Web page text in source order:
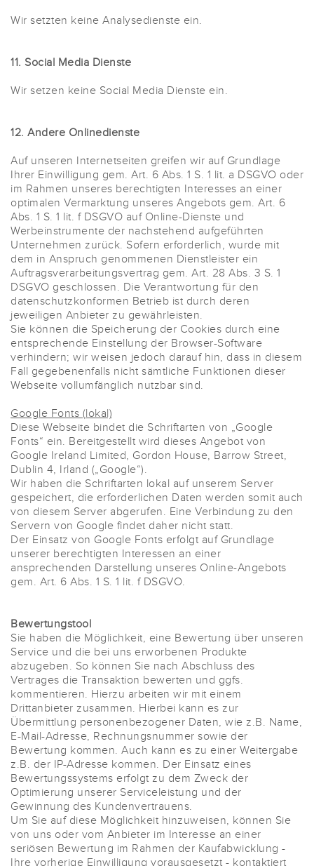
Wir setzten keine Analysedienste ein.
11. Social Media Dienste
Wir setzen keine Social Media Dienste ein.
12. Andere Onlinedienste
Auf unseren Internetseiten greifen wir auf Grundlage
Ihrer Einwilligung gem. Art. 6 Abs. 1 S. 1 lit. a DSGVO oder
im Rahmen unseres berechtigten Interesses an einer
optimalen Vermarktung unseres Angebots gem. Art. 6
Abs. 1 S. 1 lit. f DSGVO auf Online-Dienste und
Werbeinstrumente der nachstehend aufgeführten
Unternehmen zurück. Sofern erforderlich, wurde mit
dem in Anspruch genommenen Dienstleister ein
Auftragsverarbeitungsvertrag gem. Art. 28 Abs. 3 S. 1
DSGVO geschlossen. Die Verantwortung für den
datenschutzkonformen Betrieb ist durch deren
jeweiligen Anbieter zu gewährleisten.
Sie können die Speicherung der Cookies durch eine
entsprechende Einstellung der Browser-Software
verhindern; wir weisen jedoch darauf hin, dass in diesem
Fall gegebenenfalls nicht sämtliche Funktionen dieser
Webseite vollumfänglich nutzbar sind.
Google Fonts (lokal)
Diese Webseite bindet die Schriftarten von „Google
Fonts“ ein. Bereitgestellt wird dieses Angebot von
Google Ireland Limited, Gordon House, Barrow Street,
Dublin 4, Irland („Google“).
Wir haben die Schriftarten lokal auf unserem Server
gespeichert, die erforderlichen Daten werden somit auch
von diesem Server abgerufen. Eine Verbindung zu den
Servern von Google findet daher nicht statt.
Der Einsatz von Google Fonts erfolgt auf Grundlage
unserer berechtigten Interessen an einer
ansprechenden Darstellung unseres Online-Angebots
gem. Art. 6 Abs. 1 S. 1 lit. f DSGVO.
Bewertungstool
Sie haben die Möglichkeit, eine Bewertung über unseren
Service und die bei uns erworbenen Produkte
abzugeben. So können Sie nach Abschluss des
Vertrages die Transaktion bewerten und ggfs.
kommentieren. Hierzu arbeiten wir mit einem
Drittanbieter zusammen. Hierbei kann es zur
Übermittlung personenbezogener Daten, wie z.B. Name,
E-Mail-Adresse, Rechnungsnummer sowie der
Bewertung kommen. Auch kann es zu einer Weitergabe
z.B. der IP-Adresse kommen. Der Einsatz eines
Bewertungssystems erfolgt zu dem Zweck der
Optimierung unserer Serviceleistung und der
Gewinnung des Kundenvertrauens.
Um Sie auf diese Möglichkeit hinzuweisen, können Sie
von uns oder vom Anbieter im Interesse an einer
seriösen Bewertung im Rahmen der Kaufabwicklung -
Ihre vorherige Einwilligung vorausgesetzt - kontaktiert